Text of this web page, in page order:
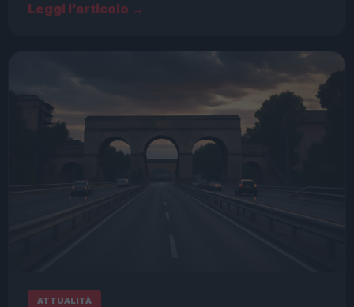
Leggi l’articolo →
ATTUALITÀ